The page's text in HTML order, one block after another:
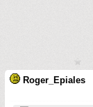
Roger_Epiales